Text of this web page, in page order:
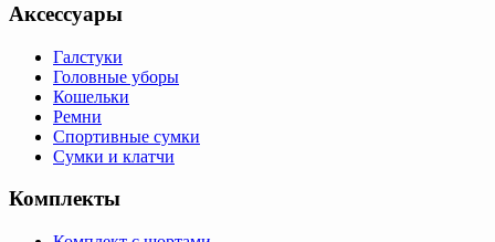
Аксессуары
Галстуки
Головные уборы
Кошельки
Ремни
Спортивные сумки
Сумки и клатчи
Комплекты